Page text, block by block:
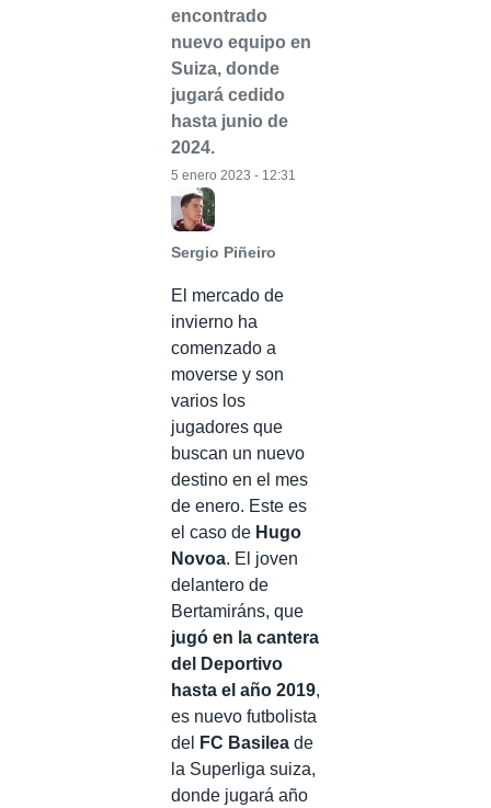
encontrado
nuevo equipo en
Suiza, donde
jugará cedido
hasta junio de
2024.
Sergio Piñeiro
5 enero 2023 - 12:31
El mercado de
invierno ha
comenzado a
moverse y son
varios los
jugadores que
buscan un nuevo
destino en el mes
de enero. Este es
el caso de Hugo
Novoa. El joven
delantero de
Bertamiráns, que
jugó en la cantera
del Deportivo
hasta el año 2019,
es nuevo futbolista
del
FC Basilea de
la Superliga suiza,
donde jugará año